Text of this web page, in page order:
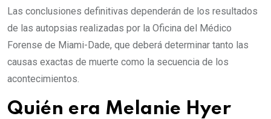
Las conclusiones definitivas dependerán de los resultados
de las autopsias realizadas por la Oficina del Médico
Forense de Miami-Dade, que deberá determinar tanto las
causas exactas de muerte como la secuencia de los
acontecimientos.
Quién era Melanie Hyer